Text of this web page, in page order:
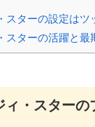
スターの設定はツ
ターの活躍と最
・スターの